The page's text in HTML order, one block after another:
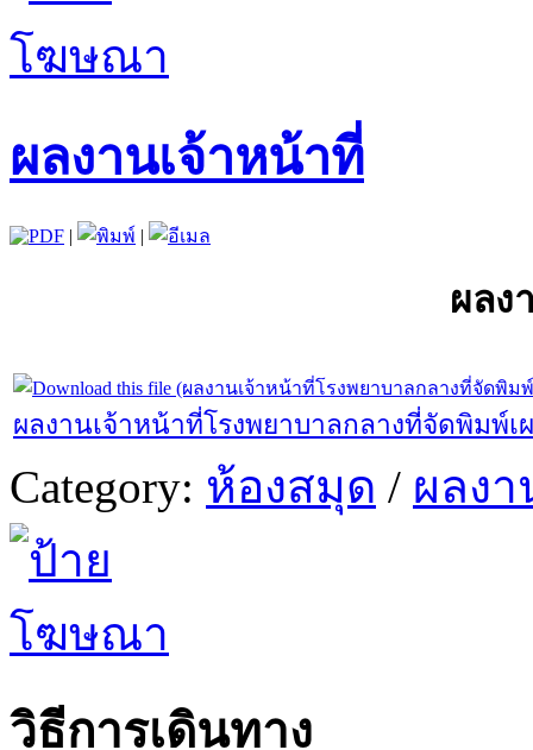
ผลงานเจ้าหน้าที่
| |
ผลง
ผลงานเจ้าหน้าที่โรงพยาบาลกลางที่จัดพิมพ์
Category: ห้องสมุด / ผลง
วิธีการเดินทาง